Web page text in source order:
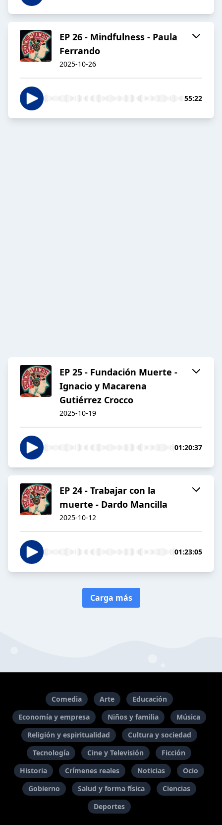
EP 26 - Mindfulness - Paula
Ferrando
2025-10-26
55:22
EP 25 - Fundación Muerte -
Ignacio y Macarena
Gutiérrez Crocco
2025-10-19
01:20:37
EP 24 - Trabajar con la
muerte - Dardo Mancilla
2025-10-12
01:23:05
Carga más
Comedia Arte
Educación
Economía y empresa
Niños y familia
Música
Religión y espiritualidad
Cultura y sociedad
Tecnología
Cine y Televisión
Ficción
Historia
Crímenes reales Noticias
Ocio
Gobierno
Salud y forma física
Ciencias
Deportes